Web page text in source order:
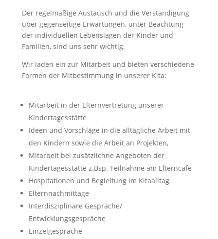
Der regelmäßige Austausch und die Verständigung
über gegenseitige Erwartungen, unter Beachtung
der individuellen Lebenslagen der Kinder und
Familien, sind uns sehr wichtig.
Wir laden ein zur Mitarbeit und bieten verschiedene
Formen der Mitbestimmung in unserer Kita:
Mitarbeit in der Elternvertretung unserer
Kindertagesstätte
Ideen und Vorschläge in die alltägliche Arbeit mit
den Kindern sowie die Arbeit an Projekten,
Mitarbeit bei zusätzlichne Angeboten der
Kindertagesstätte z.Bsp. Teilnahme am Elterncafe
Hospitationen und Begleitung im Kitaalltag
Elternnachmittage
Interdisziplinäre Gespräche/
Entwicklungsgespräche
Einzelgespräche